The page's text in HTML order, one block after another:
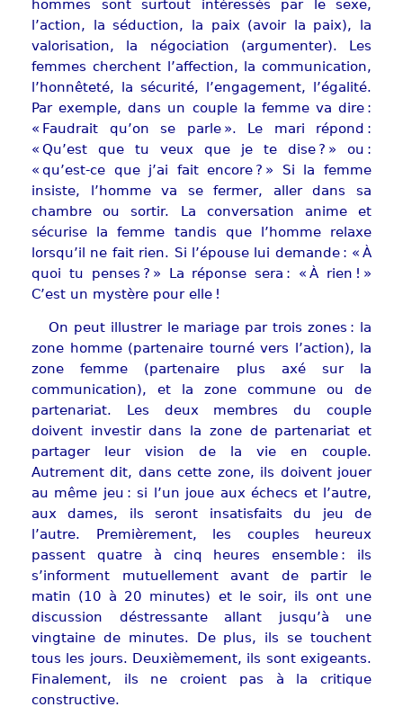
hommes sont surtout intéressés par le sexe,
l’action, la séduction, la paix (avoir la paix), la
valorisation, la négociation (argumenter). Les
femmes cherchent l’affection, la communication,
l’honnêteté, la sécurité, l’engagement, l’égalité.
Par exemple, dans un couple la femme va dire :
« Faudrait qu’on se parle ». Le mari répond :
« Qu’est que tu veux que je te dise ? » ou :
« qu’est-ce que j’ai fait encore ? » Si la femme
insiste, l’homme va se fermer, aller dans sa
chambre ou sortir. La conversation anime et
sécurise la femme tandis que l’homme relaxe
lorsqu’il ne fait rien. Si l’épouse lui demande : « À
quoi tu penses ? » La réponse sera : « À rien ! »
C’est un mystère pour elle !
On peut illustrer le mariage par trois zones : la
zone homme (partenaire tourné vers l’action), la
zone femme (partenaire plus axé sur la
communication), et la zone commune ou de
partenariat. Les deux membres du couple
doivent investir dans la zone de partenariat et
partager leur vision de la vie en couple.
Autrement dit, dans cette zone, ils doivent jouer
au même jeu : si l’un joue aux échecs et l’autre,
aux dames, ils seront insatisfaits du jeu de
l’autre. Premièrement, les couples heureux
passent quatre à cinq heures ensemble : ils
s’informent mutuellement avant de partir le
matin (10 à 20 minutes) et le soir, ils ont une
discussion déstressante allant jusqu’à une
vingtaine de minutes. De plus, ils se touchent
tous les jours. Deuxièmement, ils sont exigeants.
Finalement, ils ne croient pas à la critique
constructive.